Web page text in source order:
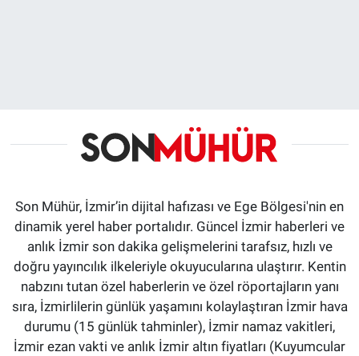
Son Mühür, İzmir’in dijital hafızası ve Ege Bölgesi'nin en
dinamik yerel haber portalıdır. Güncel İzmir haberleri ve
anlık İzmir son dakika gelişmelerini tarafsız, hızlı ve
doğru yayıncılık ilkeleriyle okuyucularına ulaştırır. Kentin
nabzını tutan özel haberlerin ve özel röportajların yanı
sıra, İzmirlilerin günlük yaşamını kolaylaştıran İzmir hava
durumu (15 günlük tahminler), İzmir namaz vakitleri,
İzmir ezan vakti ve anlık İzmir altın fiyatları (Kuyumcular